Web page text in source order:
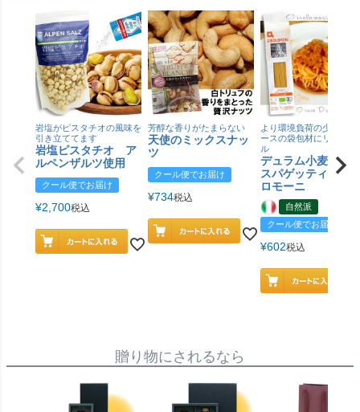
岩塩がピスタチオの風味を
引き立ててます
岩塩ピスタチオ ア
ルペンザルツ使用
クール便でお届け
¥2,700税込
芳醇な香りがたまらない
天使のミックスナッ
ツ
クール便でお届け
¥734税込
より環境負荷の少ない紙
ースの袋包材にリニュー
ル
デュラム小麦 有
スパゲッティ／ジ
ロモーニ
自然派
クール便でお届け
¥602税込
贈り物にされるなら